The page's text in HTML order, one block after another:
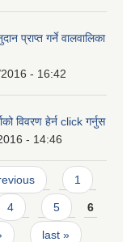
प्राप्त गर्ने वालवालिका
- 16:42
विवरण हेर्न click गर्नुस
- 14:46
1
4 5 6
last »